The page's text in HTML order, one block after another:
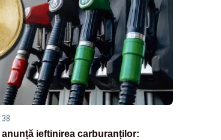
anunță ieftinirea carburanților: